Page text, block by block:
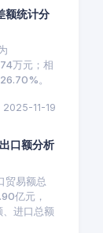
额统计分
万元；相
。
2025-11-19
口额分析
贸易额总
亿元，
进口总额